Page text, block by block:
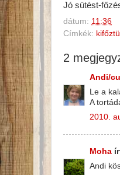
Jó sütést-
dátum: 11:36
Címkék:
2
Andi/
Le a
A
2010.
Moha
Andi